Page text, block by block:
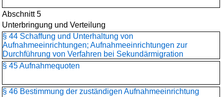
Abschnitt 5
Unterbringung und Verteilung
§ 44 Schaffung und Unterhaltung von
Aufnahmeeinrichtungen; Aufnahmeeinrichtungen zur
Durchführung von Verfahren bei Sekundärmigration
§ 45 Aufnahmequoten
§ 46 Bestimmung der zuständigen Aufnahmeeinrichtung